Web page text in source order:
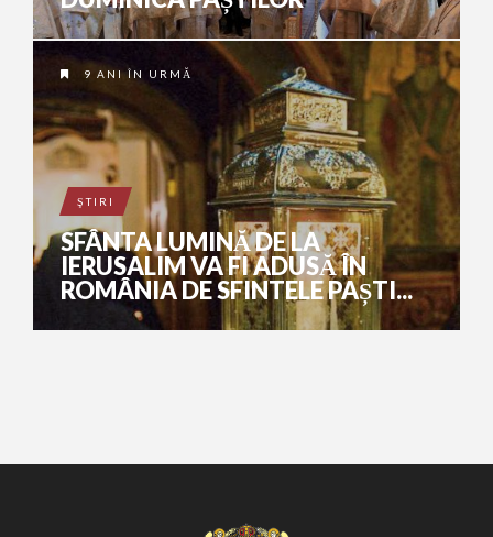
9 ANI ÎN URMĂ
ŞTIRI
SFÂNTA LUMINĂ DE LA
IERUSALIM VA FI ADUSĂ ÎN
ROMÂNIA DE SFINTELE PAȘTI...